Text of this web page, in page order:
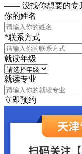
—— 没找你想要的专
你的姓名
*联系方式
就读年级
就读专业
立即预约